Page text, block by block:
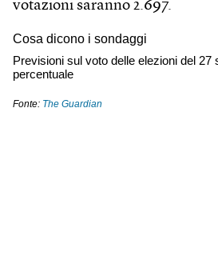
votazioni saranno 2.697.